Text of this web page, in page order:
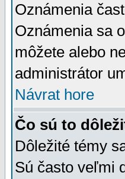
Oznámenia
Oznámenia sa
môžete alebo
administrátor
Návrat hore
Čo sú to
Dôležité témy
Sú často veľmi